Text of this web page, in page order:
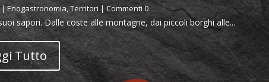
|Enogastronomia,Territori | Commenti 0
sapori. Dalle coste alle montagne, dai piccoli borghi alle...
Tutto